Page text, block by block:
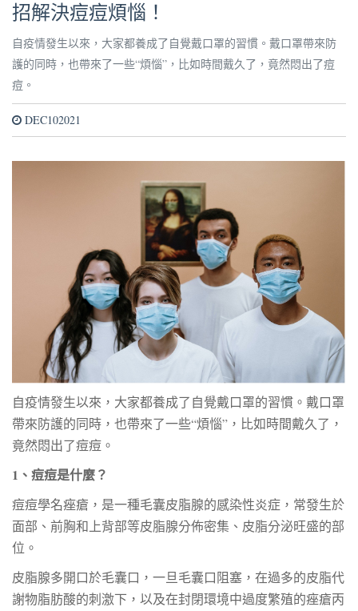
招解決痘痘煩惱！
自疫情發生以來，大家都養成了自覺戴口罩的習慣。戴口罩帶來防
護的同時，也帶來了一些“煩惱”，比如時間戴久了，竟然悶出了痘
痘。
DEC102021
自疫情發生以來，大家都養成了自覺戴口罩的習慣。戴口罩
帶來防護的同時，也帶來了一些“煩惱”，比如時間戴久了，
竟然悶出了痘痘。
1 、痘痘是什麼？
痘痘學名痤瘡，是一種毛囊皮脂腺的感染性炎症，常發生於
面部、前胸和上背部等皮脂腺分佈密集、皮脂分泌旺盛的部
位。
皮脂腺多開口於毛囊口，一旦毛囊口阻塞，在過多的皮脂代
謝物脂肪酸的刺激下，以及在封閉環境中過度繁殖的痤瘡丙